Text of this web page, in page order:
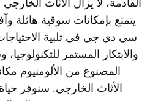
يتمتع بإمكانات سوقية هائلة
سي دي جي في تلبية
والابتكار المستمر
المصنوع من الألومنيوم
الأثاث الخارجي. سنوفر